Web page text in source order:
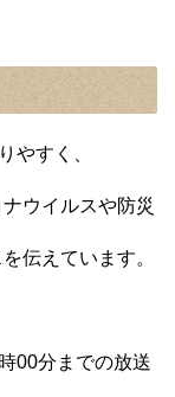
やすく、
ウイルスや防災
伝えています。
00分までの放送